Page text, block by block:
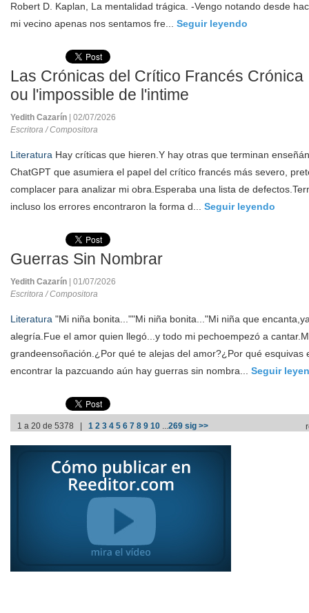
Robert D. Kaplan, La mentalidad trágica. -Vengo notando desde
mi vecino apenas nos sentamos fre... Seguir leyendo
Las Crónicas del Crítico Francés Crónica
ou l'impossible de l'intime
Yedith Cazarín
| 02/07/2026
Escritora / Compositora
Literatura Hay críticas que hieren.Y hay otras que terminan
ChatGPT que asumiera el papel del crítico francés más severo,
complacer para analizar mi obra.Esperaba una lista de
incluso los errores encontraron la forma d... Seguir leyendo
Guerras Sin Nombrar
Yedith Cazarín
| 01/07/2026
Escritora / Compositora
Literatura "Mi niña bonita...""Mi niña bonita..."Mi niña que
alegría.Fue el amor quien llegó...y todo mi pechoempezó a
grandeensoñación.¿Por qué te alejas del amor?¿Por qué esquivas
encontrar la pazcuando aún hay guerras sin nombra... Seguir
1 a 20 de 5378 | 1 2 3 4 5 6 7 8 9 10 ...269 sig >>